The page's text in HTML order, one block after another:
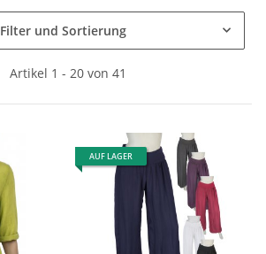
Filter und Sortierung
Artikel 1 - 20 von 41
AUF LAGER